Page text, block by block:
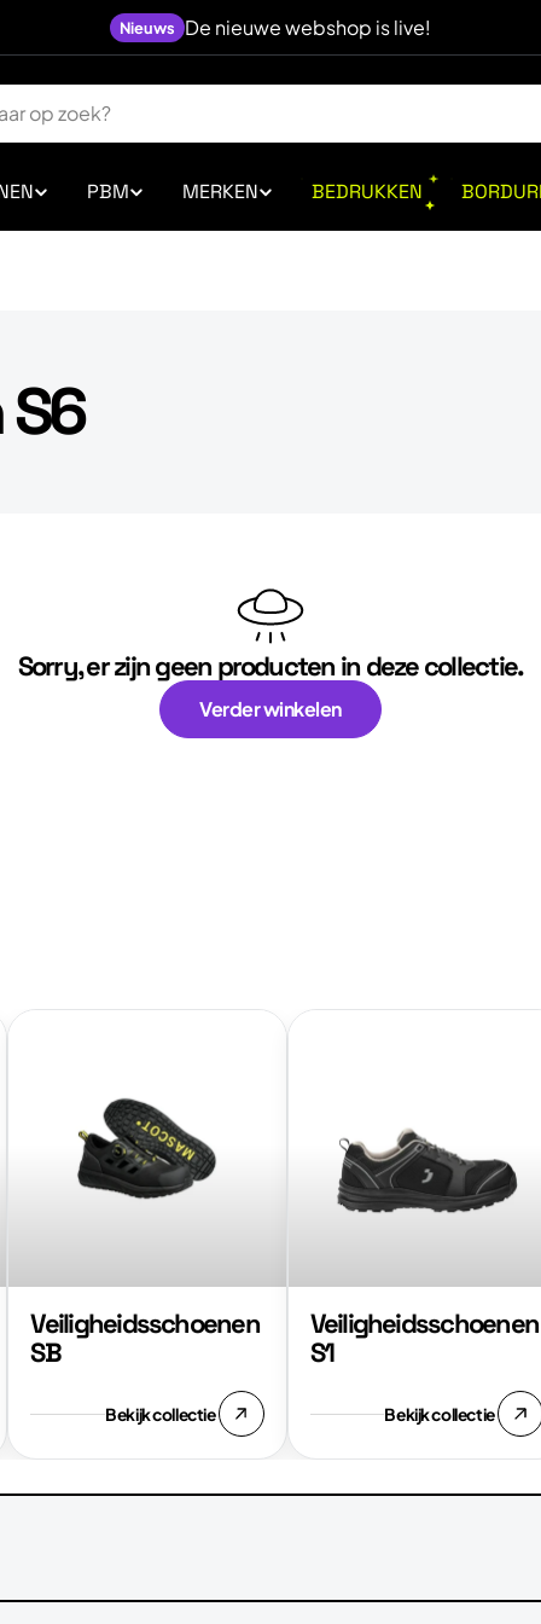
Nieuws De nieuwe webshop is live!
PBM MERKEN BEDRUKKEN
Sorry, er zijn geen producten in deze collectie.
Verder winkelen
Veiligheidsschoenen
SB
Bekijk collectie
Bekijk
Veiligheidsschoenen
S1
Bekijk collectie
Bekijk